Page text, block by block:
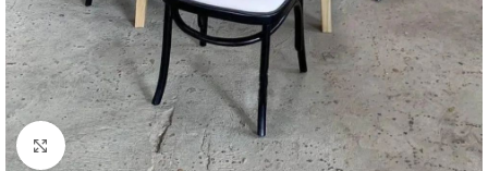
Click to enlarge